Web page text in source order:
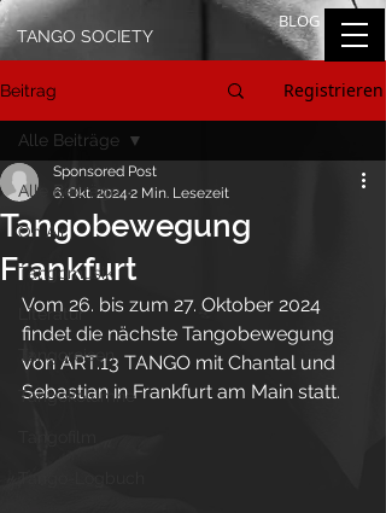
BLOG
TANGO SOCIETY
Beitrag Registrieren
Alle Beiträge
On Air
Tangomusik
Literatur
Tangoreisen
Tangokolumne
Alle Beiträge
Tangobewegung
Frankfurt
Sponsored Post
6. Okt. 2024 2 Min. Lesezeit
Vom 26. bis zum 27. Oktober 2024
findet die nächste Tangobewegung
von ART.13 TANGO mit Chantal und
Sebastian in Frankfurt am Main statt.